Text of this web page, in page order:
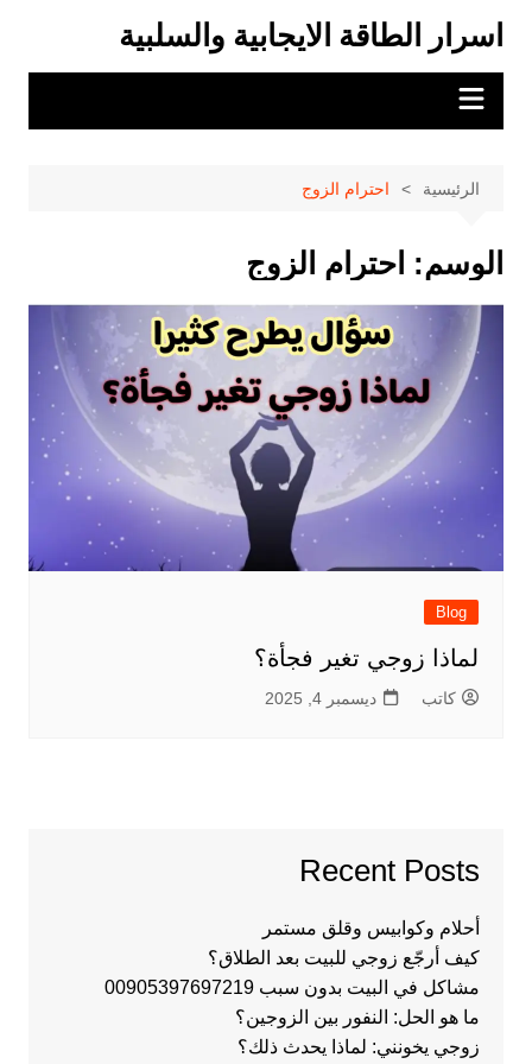
المحتوى
اسرار الطاقة الايجابية والسلبية
الرئيسية احترام الزوج
الوسم: احترام الزوج
Blog
لماذا زوجي تغير فجأة؟
كاتب ديسمبر 4, 2025
Recent Posts
أحلام وكوابيس وقلق مستمر
كيف أرجّع زوجي للبيت بعد الطلاق؟
مشاكل في البيت بدون سبب 00905397697219
ما هو الحل: النفور بين الزوجين؟
زوجي يخونني: لماذا يحدث ذلك؟